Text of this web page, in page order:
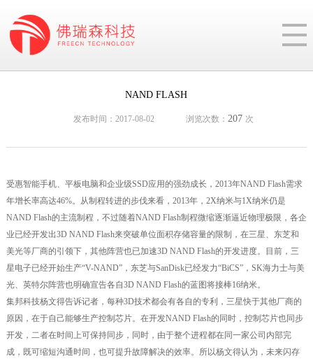
NAND FLASH
发布时间：2017-08-02 浏览次数： 207 次
受惠智能手机、平板电脑和企业级SSD应用的强劲成长，2013年NAND Flash需求
年增长率高达46%。从制程转进的步伐来看，2013年，2X纳米与1X纳米仍是
NAND Flash的主流制程，不过随着NAND Flash制程微缩逐渐逼近物理极限，各企
业已经开发出3D NAND Flash来突破单位面积存储容量的限制，在三星、东芝和
美光等厂商的引领下，其他阵营也已加速3D NAND Flash的开发进度。目前，三
星电子已经开始生产“V-NAND”，东芝与SanDisk已经发力“BiCS”，SK海力士与美
光、英特尔阵营也明确宣告各自3D NAND Flash的蓝图将接棒16纳米。
集邦科技杨文得告诉记者，每种3D技术都会有各自的专利，三星快于其他厂商的
原因，在于自己能够生产控制芯片。在开发NAND Flash的同时，控制芯片也同步
开发，二者在时间上可保持同步，同时，由于整个进程都在同一家公司内部完
成，既可缩短沟通时间，也可提升故障解决的效率。所以杨文得认为，未来闪存